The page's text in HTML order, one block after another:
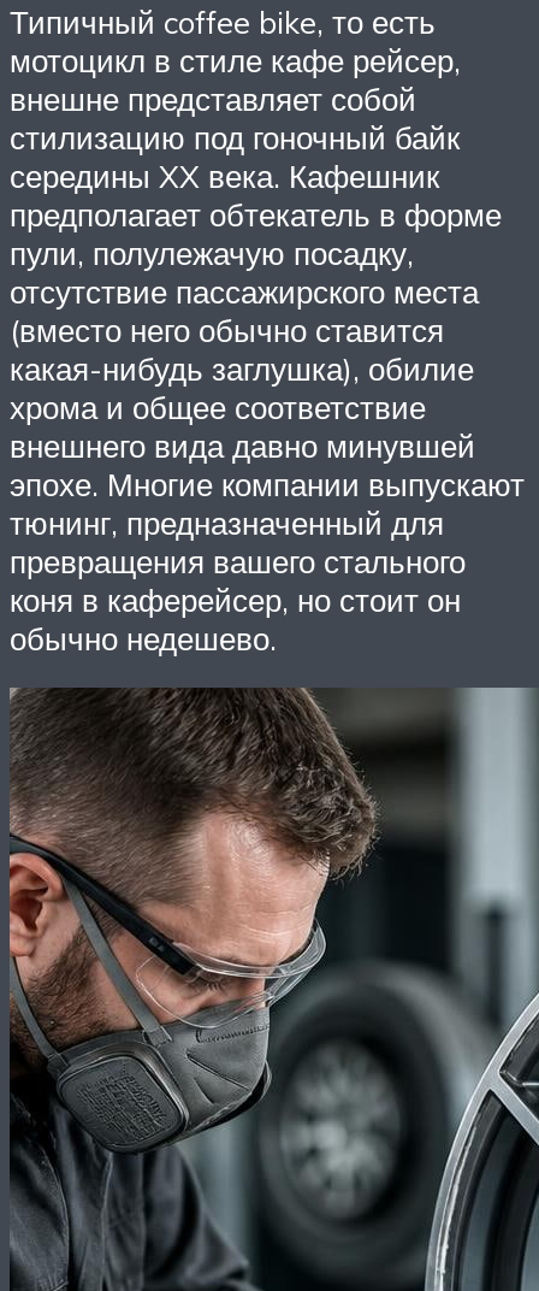
Типичный coffee bike, то есть
мотоцикл в стиле кафе рейсер,
внешне представляет собой
стилизацию под гоночный байк
середины XX века. Кафешник
предполагает обтекатель в форме
пули, полулежачую посадку,
отсутствие пассажирского места
(вместо него обычно ставится
какая-нибудь заглушка), обилие
хрома и общее соответствие
внешнего вида давно минувшей
эпохе. Многие компании выпускают
тюнинг, предназначенный для
превращения вашего стального
коня в каферейсер, но стоит он
обычно недешево.